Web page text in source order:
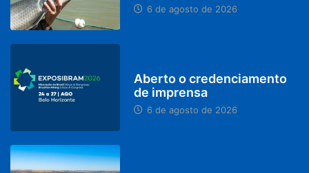
6 de agosto de 2026
Aberto o credenciamento
de imprensa
6 de agosto de 2026